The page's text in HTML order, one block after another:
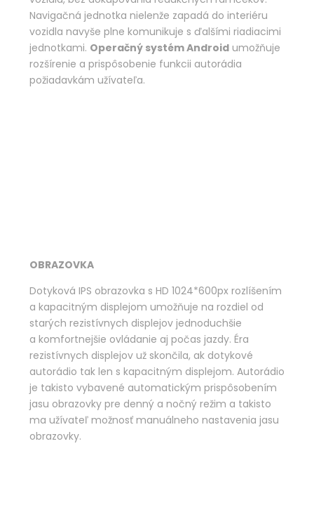
Navigačná jednotka nielenže zapadá do interiéru
vozidla navyše plne komunikuje s ďalšími riadiacimi
jednotkami. Operačný systém Android umožňuje
rozšírenie a prispôsobenie funkcii autorádia
požiadavkám užívateľa.
OBRAZOVKA
Dotyková IPS obrazovka s HD 1024*600px rozlíšením
a kapacitným displejom umožňuje na rozdiel od
starých rezistívnych displejov jednoduchšie
a komfortnejšie ovládanie aj počas jazdy. Éra
rezistívnych displejov už skončila, ak dotykové
autorádio tak len s kapacitným displejom. Autorádio
je takisto vybavené automatickým prispôsobením
jasu obrazovky pre denný a nočný režim a takisto
ma užívateľ možnosť manuálneho nastavenia jasu
obrazovky.